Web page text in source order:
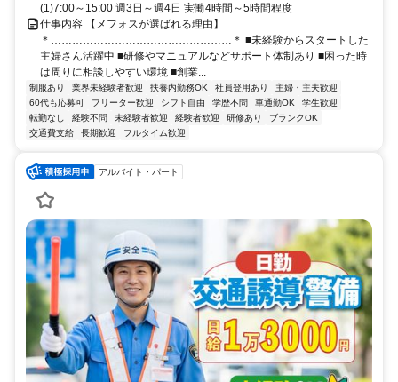
(1)7:00～15:00 週3日～週4日 実働4時間～5時間程度
仕事内容 【メフォスが選ばれる理由】
＊……………………………………………＊ ■未経験からスタートした
主婦さん活躍中 ■研修やマニュアルなどサポート体制あり ■困った時
は周りに相談しやすい環境 ■創業...
制服あり 業界未経験者歓迎 扶養内勤務OK 社員登用あり
主婦・主夫歓迎
60代も応募可
フリーター歓迎 シフト自由 学歴不問 車通勤OK
学生歓迎
転勤なし
経験不問 未経験者歓迎 経験者歓迎 研修あり
ブランクOK
交通費支給
長期歓迎 フルタイム歓迎
アルバイト・パート